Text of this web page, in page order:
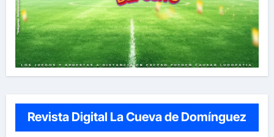
Revista Digital La Cueva de Domínguez